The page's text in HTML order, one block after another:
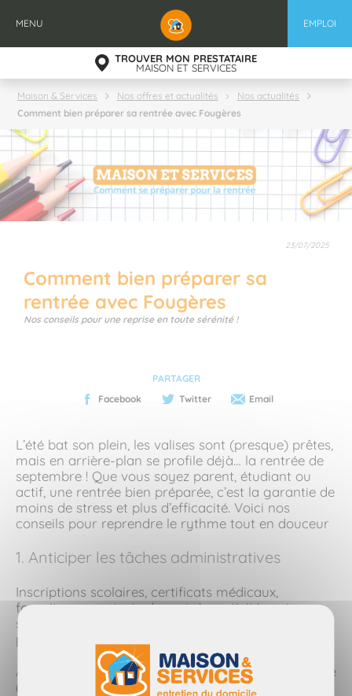
MENU EMPLOI
TROUVER MON PRESTATAIRE
MAISON ET SERVICES
Maison & Services Nos offres et actualités
Nos actualités
Comment bien préparer sa rentrée avec Fougères
23/07/2025
Comment bien préparer sa
rentrée avec Fougères
Nos conseils pour une reprise en toute sérénité !
PARTAGER
Facebook
Twitter Email
L’été bat son plein, les valises sont (presque) prêtes,
mais en arrière-plan se profile déjà… la rentrée de
septembre ! Que vous soyez parent, étudiant ou
actif, une rentrée bien préparée, c’est la garantie de
moins de stress et plus d’efficacité. Voici nos
conseils pour reprendre le rythme tout en douceur
1. Anticiper les tâches administratives
Inscriptions scolaires, certificats médicaux,
fournitures, contrats de rentrée, activités extra-
scolaires… Mieux vaut s’en occuper dès la mi-août
pour éviter la course de dernière minute.
Astuce : listez tout ce qui doit être fait par catégorie
(école, maison, travail) pour y voir plus clair.